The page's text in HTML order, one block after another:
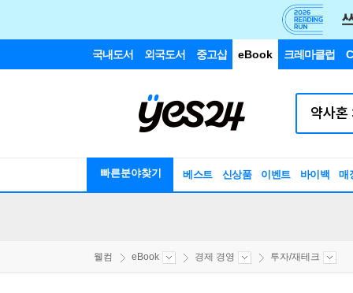
국내도서 외국도서 중고샵 eBook 크레마클럽
빠른분야찾기 베스트 신상품 이벤트 바이백 매
웰컴 eBook 경제 경영 투자/재테크